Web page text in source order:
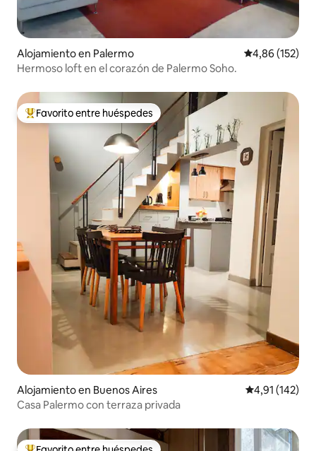
Alojamiento en Palermo Calificación
4,86 (152)
Hermoso loft en el corazón de Palermo Soho.
Favorito entre los huéspedes más destacados
Favorito entre huéspedes
Alojamiento en Buenos Aires Calificación
4,91 (142)
Casa Palermo con terraza privada